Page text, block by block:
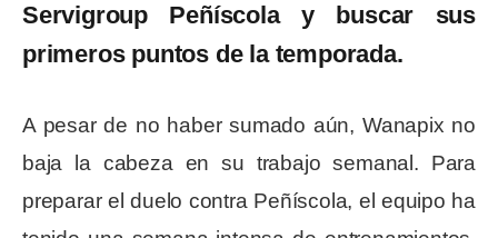
Servigroup Peñíscola y buscar sus
primeros puntos de la temporada.
A pesar de no haber sumado aún, Wanapix no
baja la cabeza en su trabajo semanal. Para
preparar el duelo contra Peñíscola, el equipo ha